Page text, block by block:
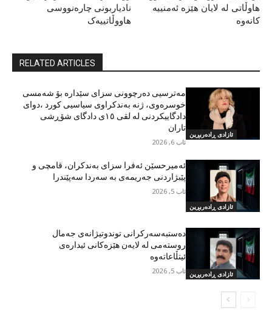
نادیاربونی چارەنووسی
هاووڵاتییەک
هاوڵاتی لە لایان هێزە ئەمنییە
کانەوە
RELATED ARTICLES
ئازادی ڕادەربڕین
مەترسیی دەرچوونی سزای سێدارە بۆ شەمسی
خوسرەوی، ژنە بەندکراوی سیاسیی کورد ،دوای
دادگاییکردنی لە لقی ١٥ی دادگای شۆڕشی
تاران
ئاب 6, 2026
ئازادی ڕادەربڕین
ئەمیرحسێن ئەفرا سزای بەندکران، قامچی و
پێبژاردنی جەریمەی بە سەردا سەپێندرا
ئاب 5, 2026
ئازادی ڕادەربڕین
دەستبەسەرکرانی توندوتیژانەی جەمال
روستەمی لە لایەن هێزەکانی ئیدارەی
ئیتڵاعاتەوە
ئاب 5, 2026